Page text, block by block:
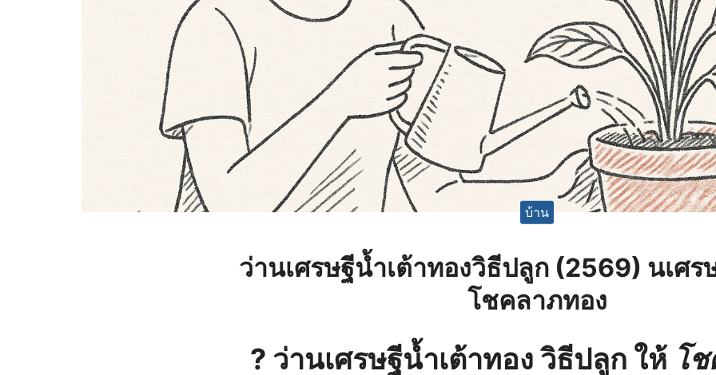
บ้าน
ว่านเศรษฐีน้ำเต้าทองวิธีปลูก (2569) นเศร
โชคลาภทอง
? ว่านเศรษฐีน้ำเต้าทอง วิธีปลูก ให้ โ